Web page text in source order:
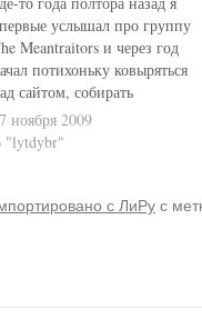
услышал про группу
Meantraitors и через год
потихоньку ковыряться
сайтом, собирать
и сводить
Где-то полгода назад
Стас Богорад дал своё
и сайт стал
ноября 2009
"lytdybr"
с ЛиРус